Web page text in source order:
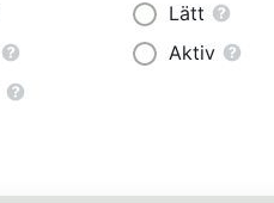
Lätt
Aktiv